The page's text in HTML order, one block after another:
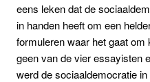
eens leken dat de
in handen heeft om een
formuleren waar het gaat
geen van de vier essayisten
werd de sociaaldemocratie